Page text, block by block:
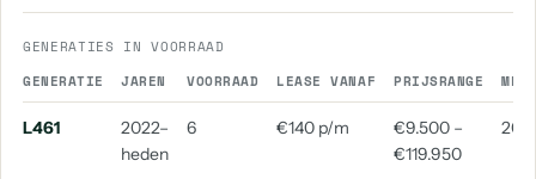
GENERATIES IN VOORRAAD
GENERATIE
JAREN VOORRAAD LEASE VANAF PRIJSRANGE
L461
2022–
heden
6 €140 p/m
€9.500 –
€119.950
2021